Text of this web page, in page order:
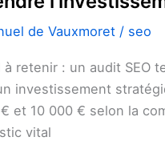
de Vauxmoret / seo
à retenir : un audit SEO
investissement
et 10 000 € selon la
vital